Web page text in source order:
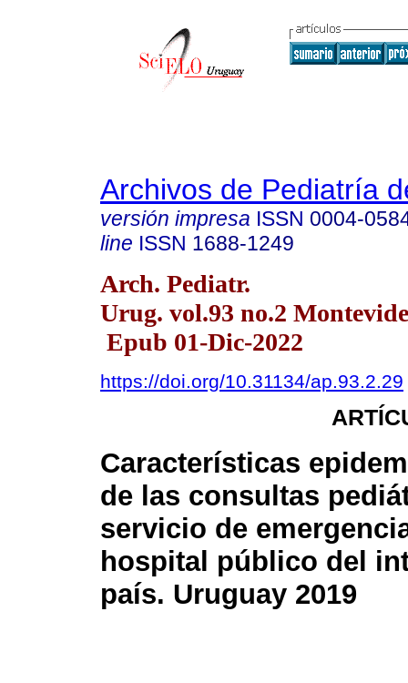
Archivos de Pediatría
versión impresa ISSN 0004-
line ISSN 1688-1249
Arch. Pediatr.
Urug. vol.93 no.2
Epub 01-Dic-2022
https://doi.org/10.31134/ap.93.2.29
Características
de las consultas
servicio de
hospital público del
país. Uruguay 2019